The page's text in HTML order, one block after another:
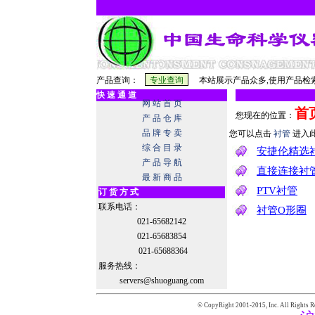
产品查询：
本站展示产品众多,使用产品检
快 速 通 道
网 站 首 页
产 品 仓 库
品 牌 专 卖
综 合 目 录
产 品 导 航
最 新 商 品
订 货 方 式
联系电话：
021-65682142
021-65683854
021-65688364
服务热线：
servers@shuoguang.com
您现在的位置： 首
您可以点击 衬管 进入
安捷伦精选
直接连接衬
PTV衬管
衬管O形圈
© CopyRight 2001-2015, Inc. All Rights